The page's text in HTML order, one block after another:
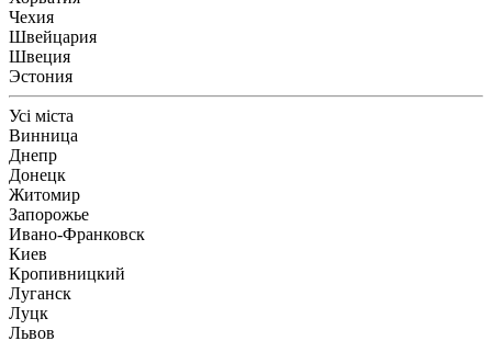
Чехия
Швейцария
Швеция
Эстония
Усі міста
Винница
Днепр
Донецк
Житомир
Запорожье
Ивано-Франковск
Киев
Кропивницкий
Луганск
Луцк
Львов